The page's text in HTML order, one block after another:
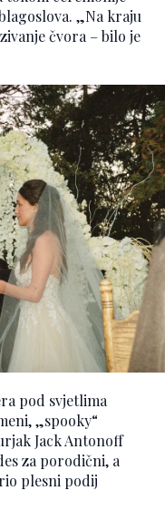
„Na kraju
čvora – bilo je
pod svjetlima
„spooky“
Jack Antonoff
za porodični, a
plesni podij